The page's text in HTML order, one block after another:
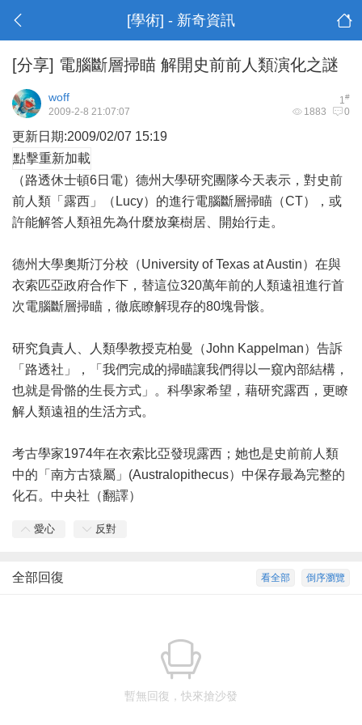
[學術] - 新奇資訊
[分享] 電腦斷層掃瞄 解開史前前人類演化之謎
1#
woff
1883 0
2009-2-8 21:07:07
更新日期:2009/02/07 15:19
點擊重新加載
（路透休士頓6日電）德州大學研究團隊今天表示，對史前
前人類「露西」（Lucy）的進行電腦斷層掃瞄（CT），或
許能解答人類祖先為什麼放棄樹居、開始行走。
德州大學奧斯汀分校（University of Texas at Austin）在與
衣索匹亞政府合作下，替這位320萬年前的人類遠祖進行首
次電腦斷層掃瞄，徹底瞭解現存的80塊骨骸。
研究負責人、人類學教授克柏曼（John Kappelman）告訴
「路透社」，「我們完成的掃瞄讓我們得以一窺內部結構，
也就是骨骼的生長方式」。科學家希望，藉研究露西，更瞭
解人類遠祖的生活方式。
考古學家1974年在衣索比亞發現露西；她也是史前前人類
中的「南方古猿屬」(Australopithecus）中保存最為完整的
化石。中央社（翻譯）
愛心 反對
倒序瀏覽
看全部
全部回復
暫無回復，快來搶沙發